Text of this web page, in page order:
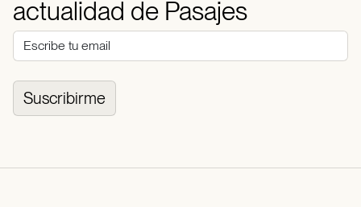
actualidad de Pasajes
Suscribirme